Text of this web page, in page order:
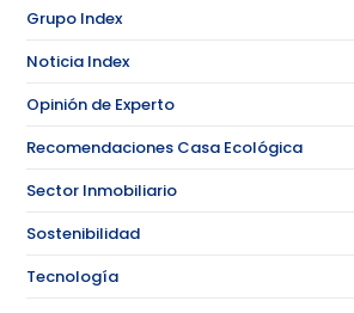
Grupo Index
Noticia Index
Opinión de Experto
Recomendaciones Casa Ecológica
Sector Inmobiliario
Sostenibilidad
Tecnología